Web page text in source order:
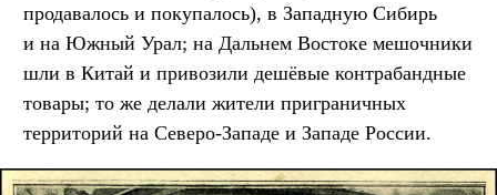
продавалось и покупалось), в Западную Сибирь
и на Южный Урал; на Дальнем Востоке мешочники
шли в Китай и привозили дешёвые контрабандные
товары; то же делали жители приграничных
территорий на Северо-Западе и Западе России.